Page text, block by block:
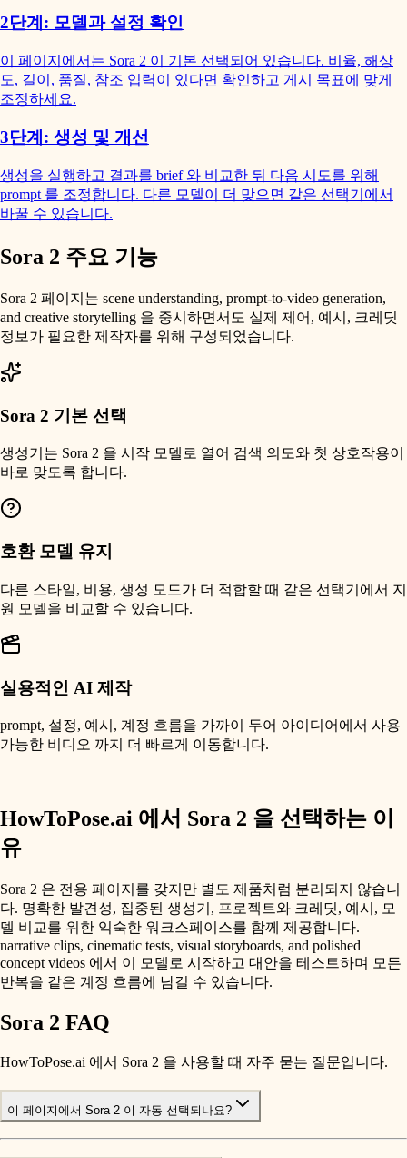
2단계: 모델과 설정 확인
이 페이지에서는 Sora 2 이 기본 선택되어 있습니다. 비율, 해상
도, 길이, 품질, 참조 입력이 있다면 확인하고 게시 목표에 맞게
조정하세요.
3단계: 생성 및 개선
생성을 실행하고 결과를 brief 와 비교한 뒤 다음 시도를 위해
prompt 를 조정합니다. 다른 모델이 더 맞으면 같은 선택기에서
바꿀 수 있습니다.
Sora 2 주요 기능
Sora 2 페이지는 scene understanding, prompt-to-video generation,
and creative storytelling 을 중시하면서도 실제 제어, 예시, 크레딧
정보가 필요한 제작자를 위해 구성되었습니다.
Sora 2 기본 선택
생성기는 Sora 2 을 시작 모델로 열어 검색 의도와 첫 상호작용이
바로 맞도록 합니다.
호환 모델 유지
다른 스타일, 비용, 생성 모드가 더 적합할 때 같은 선택기에서 지
원 모델을 비교할 수 있습니다.
실용적인 AI 제작
prompt, 설정, 예시, 계정 흐름을 가까이 두어 아이디어에서 사용
가능한 비디오 까지 더 빠르게 이동합니다.
HowToPose.ai 에서 Sora 2 을 선택하는 이
유
Sora 2 은 전용 페이지를 갖지만 별도 제품처럼 분리되지 않습니
다. 명확한 발견성, 집중된 생성기, 프로젝트와 크레딧, 예시, 모
델 비교를 위한 익숙한 워크스페이스를 함께 제공합니다.
narrative clips, cinematic tests, visual storyboards, and polished
concept videos 에서 이 모델로 시작하고 대안을 테스트하며 모든
반복을 같은 계정 흐름에 남길 수 있습니다.
Sora 2 FAQ
HowToPose.ai 에서 Sora 2 을 사용할 때 자주 묻는 질문입니다.
이 페이지에서 Sora 2 이 자동 선택되나요?